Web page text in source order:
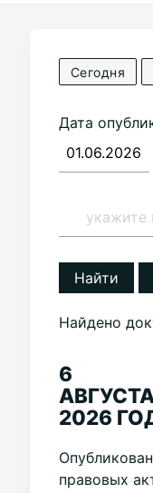
Сегодня
Дата
Найти
Найдено
6
2026
правовых